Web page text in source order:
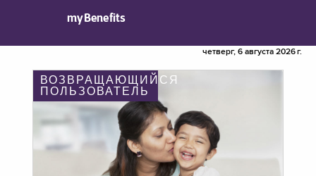
myBenefits
четверг, 6 августа 2026 г.
ВОЗВРАЩАЮЩИЙСЯ
ПОЛЬЗОВАТЕЛЬ